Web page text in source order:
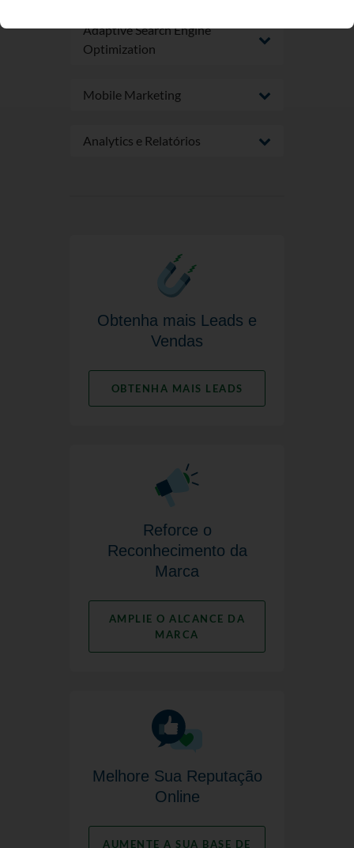
Adaptive Search Engine
Optimization
Mobile Marketing
Analytics e Relatórios
Obtenha mais Leads e
Vendas
OBTENHA MAIS LEADS
Reforce o
Reconhecimento da
Marca
AMPLIE O ALCANCE DA
MARCA
Melhore Sua Reputação
Online
AUMENTE A SUA BASE DE